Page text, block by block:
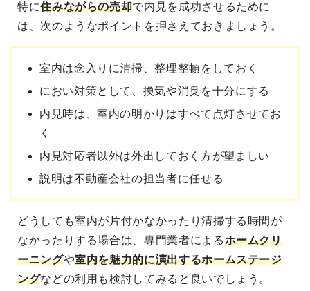
特に住みながらの売却で内見を成功させるために
は、次のようなポイントを押さえておきましょう。
室内は念入りに清掃、整理整頓をしておく
におい対策として、換気や消臭を十分にする
内見時は、室内の明かりはすべて点灯させてお
く
内見対応者以外は外出しておく方が望ましい
説明は不動産会社の担当者に任せる
どうしても室内が片付かなかったり清掃する時間が
なかったりする場合は、専門業者によるホームクリ
ーニングや室内を魅力的に演出するホームステージ
ングなどの利用も検討してみると良いでしょう。